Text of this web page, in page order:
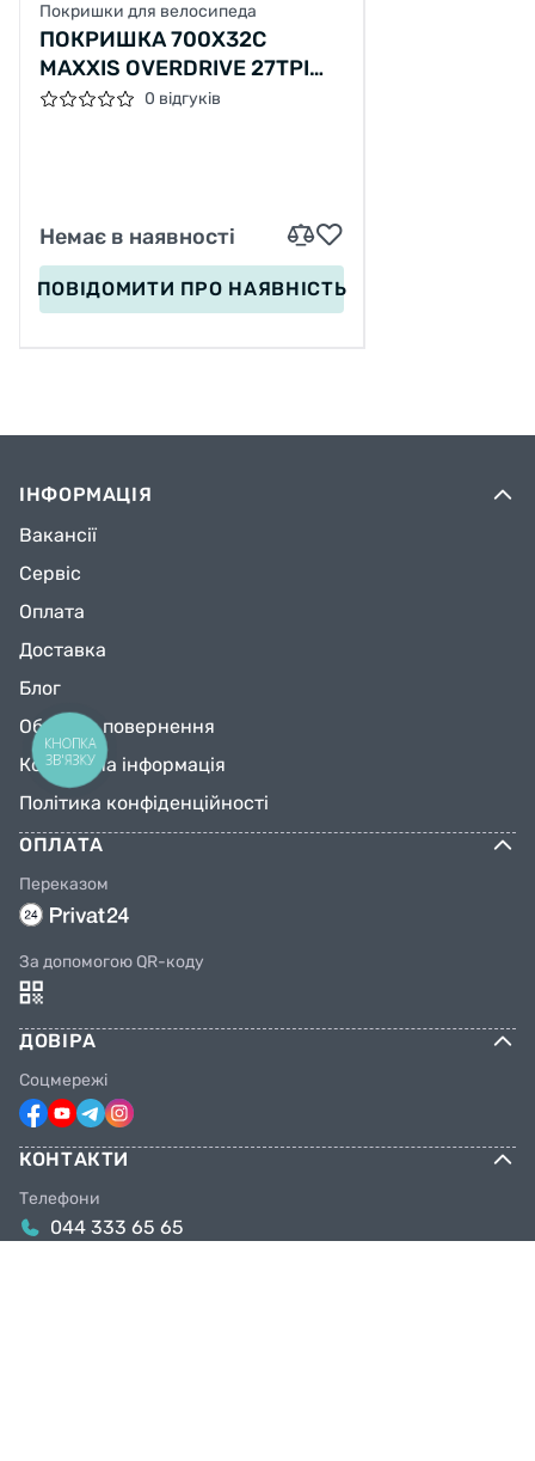
Покришки для велосипеда
ПОКРИШКА 700X32C
MAXXIS OVERDRIVE 27TPI
70A (TB89059000)
0 відгуків
Немає в наявності
ПОВІДОМИТИ ПРО НАЯВНІСТЬ
ІНФОРМАЦІЯ
Вакансії
Сервіс
Оплата
Доставка
Блог
Обмін та повернення
Контактна інформація
Політика конфіденційності
ОПЛАТА
Переказом
За допомогою QR-коду
ДОВІРА
Соцмережі
КОНТАКТИ
Телефони
044 333 65 65
КНОПКА
ЗВ'ЯЗКУ